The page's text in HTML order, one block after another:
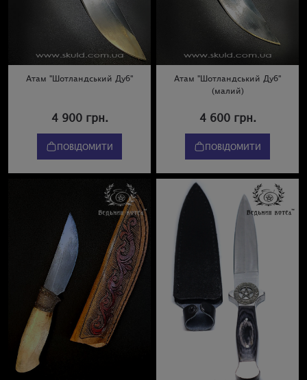
Атам "Шотландський Дуб"
4 900 грн.
ПОВІДОМИТИ
Атам "Шотландський Дуб"
(малий)
4 600 грн.
ПОВІДОМИТИ